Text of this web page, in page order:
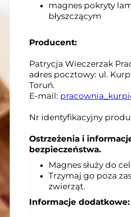
magnes pokryty
błyszczącym
Producent:
Patrycja Wieczerzak
adres pocztowy: ul.
Toruń.
E-mail:
Nr identyfikacyjny
Ostrzeżenia i
bezpieczeństwa.
Magnes służy do
Trzymaj go poza
zwierząt.
Informacje dodatkowe: